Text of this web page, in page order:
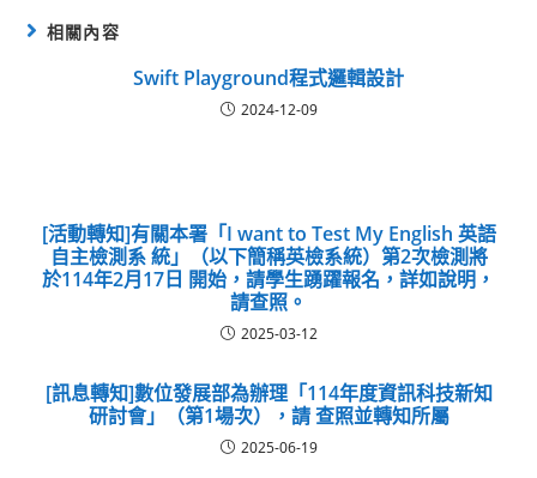
相關內容
Swift Playground程式邏輯設計
2024-12-09
[活動轉知]有關本署「I want to Test My English 英語
自主檢測系 統」（以下簡稱英檢系統）第2次檢測將
於114年2月17日 開始，請學生踴躍報名，詳如說明，
請查照。
2025-03-12
[訊息轉知]數位發展部為辦理「114年度資訊科技新知
研討會」（第1場次），請 查照並轉知所屬
2025-06-19